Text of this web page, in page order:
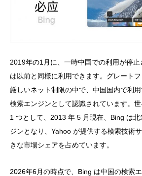
2019年の1月に、一時中国での利用が停
は以前と同様に利用できます。グレート
厳しいネット制限の中で、中国国内で利
検索エンジンとして認識されています。
1 つとして、2013 年 5 月現在、Bing は
ジンとなり、Yahoo が提供する検索技術
きな市場シェアを占めています。
2026年6月の時点で、Bing は中国の検索